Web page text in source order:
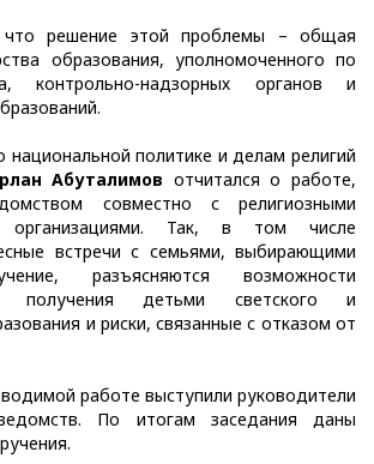
что решение этой проблемы – общая
образования, уполномоченного по
контрольно-надзорных органов и
национальной политике и делам религий
Абуталимов отчитался о работе,
совместно с религиозными
организациями. Так, в том числе
встречи с семьями, выбирающими
разъясняются возможности
получения детьми светского и
и риски, связанные с отказом от
работе выступили руководители
По итогам заседания даны